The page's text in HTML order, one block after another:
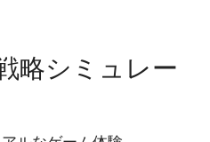
略シミュレー